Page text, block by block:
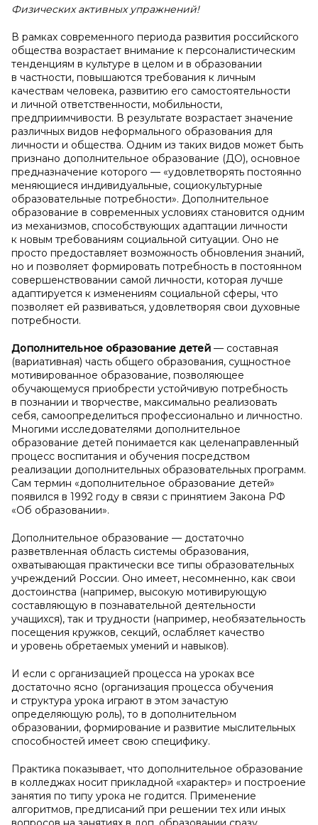
Физических активных упражнений!
В рамках современного периода развития российского
общества возрастает внимание к персоналистическим
тенденциям в культуре в целом и в образовании
в частности, повышаются требования к личным
качествам человека, развитию его самостоятельности
и личной ответственности, мобильности,
предприимчивости. В результате возрастает значение
различных видов неформального образования для
личности и общества. Одним из таких видов может быть
признано дополнительное образование (ДО), основное
предназначение которого — «удовлетворять постоянно
меняющиеся индивидуальные, социокультурные
образовательные потребности». Дополнительное
образование в современных условиях становится одним
из механизмов, способствующих адаптации личности
к новым требованиям социальной ситуации. Оно не
просто предоставляет возможность обновления знаний,
но и позволяет формировать потребность в постоянном
совершенствовании самой личности, которая лучше
адаптируется к изменениям социальной сферы, что
позволяет ей развиваться, удовлетворяя свои духовные
потребности.
Дополнительное образование детей — составная
(вариативная) часть общего образования, сущностное
мотивированное образование, позволяющее
обучающемуся приобрести устойчивую потребность
в познании и творчестве, максимально реализовать
себя, самоопределиться профессионально и личностно.
Многими исследователями дополнительное
образование детей понимается как целенаправленный
процесс воспитания и обучения посредством
реализации дополнительных образовательных программ.
Сам термин «дополнительное образование детей»
появился в 1992 году в связи с принятием Закона РФ
«Об образовании».
Дополнительное образование — достаточно
разветвленная область системы образования,
охватывающая практически все типы образовательных
учреждений России. Оно имеет, несомненно, как свои
достоинства (например, высокую мотивирующую
составляющую в познавательной деятельности
учащихся), так и трудности (например, необязательность
посещения кружков, секций, ослабляет качество
и уровень обретаемых умений и навыков).
И если с организацией процесса на уроках все
достаточно ясно (организация процесса обучения
и структура урока играют в этом зачастую
определяющую роль), то в дополнительном
образовании, формирование и развитие мыслительных
способностей имеет свою специфику.
Практика показывает, что дополнительное образование
в колледжах носит прикладной «характер» и построение
занятия по типу урока не годится. Применение
алгоритмов, предписаний при решении тех или иных